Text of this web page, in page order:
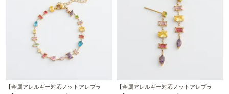
【金属アレルギー対応ノットアレプラ
【金属アレルギー対応ノットアレプラ